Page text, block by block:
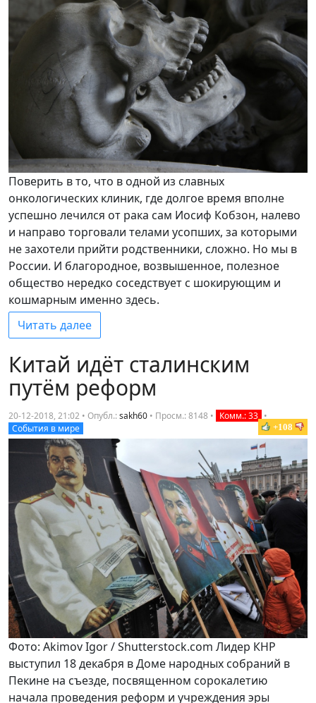
Поверить в то, что в одной из славных
онкологических клиник, где долгое время вполне
успешно лечился от рака сам Иосиф Кобзон, налево
и направо торговали телами усопших, за которыми
не захотели прийти родственники, сложно. Но мы в
России. И благородное, возвышенное, полезное
общество нередко соседствует с шокирующим и
кошмарным именно здесь.
Читать далее
Китай идёт сталинским
путём реформ
20-12-2018, 21:02 • Опубл.:sakh60 • Просм.: 8148 • Комм.: 33 •
События в мире
+108
Фото: Akimov Igor / Shutterstock.com Лидер КНР
выступил 18 декабря в Доме народных собраний в
Пекине на съезде, посвященном сорокалетию
начала проведения реформ и учреждения эры